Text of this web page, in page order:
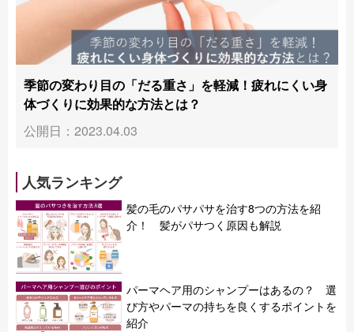
季節の変わり目の「だる重さ」を軽減！疲れにくい身
体づくりに効果的な方法とは？
公開日：2023.04.03
人気ランキング
髪の毛のパサパサを治す8つの方法を紹
介！ 髪がパサつく原因も解説
パーマヘア用のシャンプーはあるの？ 選
び方やパーマの持ちを良くするポイントを
紹介